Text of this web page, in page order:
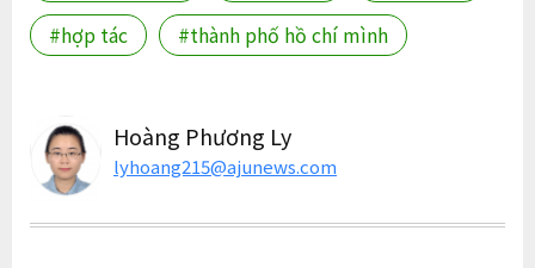
#hợp tác
#thành phố hồ chí mình
Hoàng Phương Ly
lyhoang215@ajunews.com